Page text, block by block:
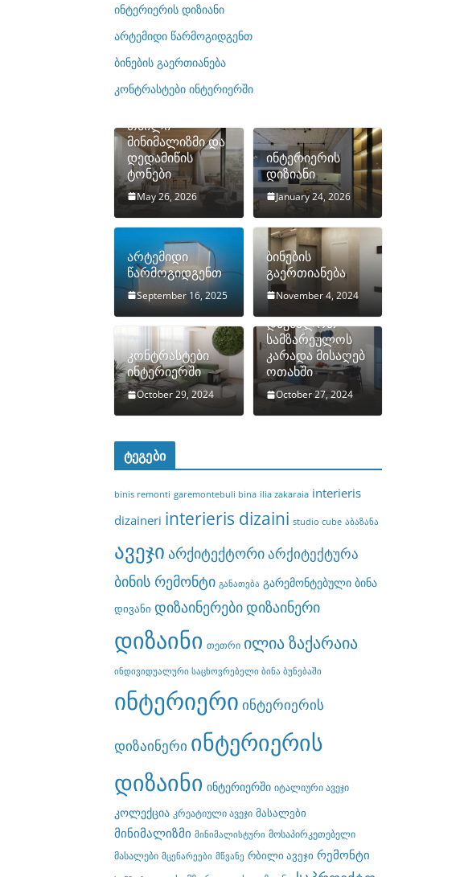
რ
ბ
ი
ინტერიერის დიზიანი
არტემიდი წარმოგიდგენთ
ბინების გაერთიანება
კონტრასტები ინტერიერში
თბილი
მინიმალიზმი და
დედამიწის
ტონები
May 26, 2026
ინტერიერის
დიზიანი
January 24, 2026
არტემიდი
წარმოგიდგენთ
September 16, 2025
ბინების
გაერთიანება
November 4, 2024
კონტრასტები
ინტერიერში
October 29, 2024
როგორ
დავმალოთ
სამზარეულოს
კარადა მისაღებ
ოთახში
October 27, 2024
ტეგები
binis remonti garemontebuli bina ilia zakaraia interieris
dizaineri interieris dizaini studio cube აბაზანა
ავეჯი არქიტექტორიარქიტექტურა
ბინის რემონტი განათება გარემონტებული ბინა
დივანი დიზაინერებიდიზაინერი
დიზაინი თეთრი ილია ზაქარაია
ინდივიდუალური საცხოვრებელი ბინა ბუნებაში
ინტერიერი ინტერიერის
დიზაინერი ინტერიერის
დიზაინი ინტერიერში იტალიური ავეჯი
კოლექცია კრეატიული ავეჯი მასალები
მინიმალიზმი მინიმალისტური მოსაპირკეთებელი
მასალები მცენარეები მწვანე რბილი ავეჯი რემონტი